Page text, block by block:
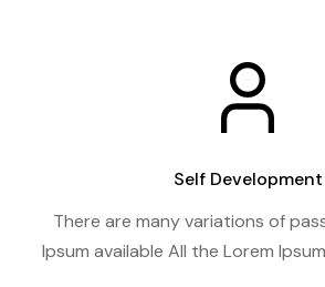
Self Development
There are many variations of
Ipsum available All the Lorem